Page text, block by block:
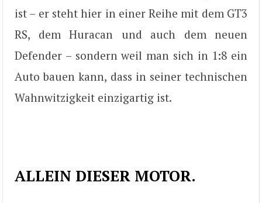
ist – er steht hier in einer Reihe mit dem GT3
RS, dem Huracan und auch dem neuen
Defender – sondern weil man sich in 1:8 ein
Auto bauen kann, dass in seiner technischen
Wahnwitzigkeit einzigartig ist.
ALLEIN DIESER MOTOR.